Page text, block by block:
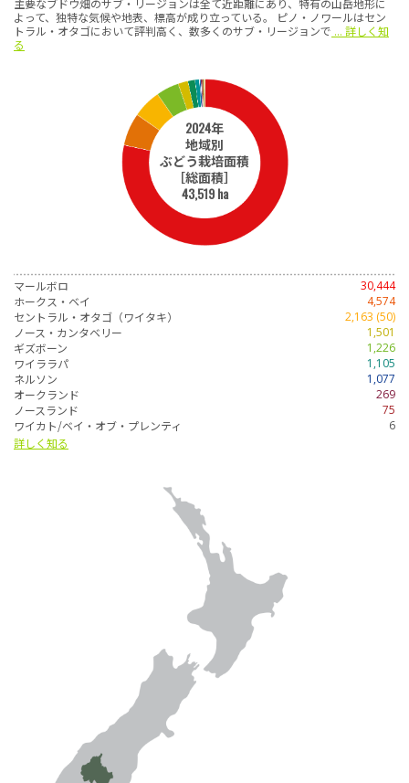
主要なブドウ畑のサブ・リージョンは全て近距離にあり、特有の山岳地形に
よって、独特な気候や地表、標高が成り立っている。 ピノ・ノワールはセン
トラル・オタゴにおいて評判高く、数多くのサブ・リージョンで ... 詳しく知
る
2024年
地域別
ぶどう栽培面積
［総面積］
43,519 ha
マールボロ
30,444
ホークス・ベイ
4,574
セントラル・オタゴ（ワイタキ）
2,163 (50)
ノース・カンタベリー
1,501
ギズボーン
1,226
ワイララパ
1,105
ネルソン
1,077
オークランド
269
ノースランド
75
ワイカト/ベイ・オブ・プレンティ
6
詳しく知る